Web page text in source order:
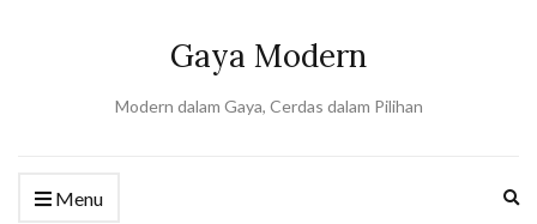
Gaya Modern
Modern dalam Gaya, Cerdas dalam Pilihan
Menu